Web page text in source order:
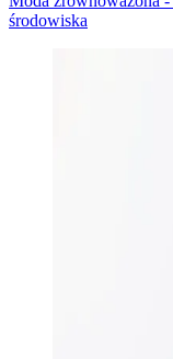
środowiska